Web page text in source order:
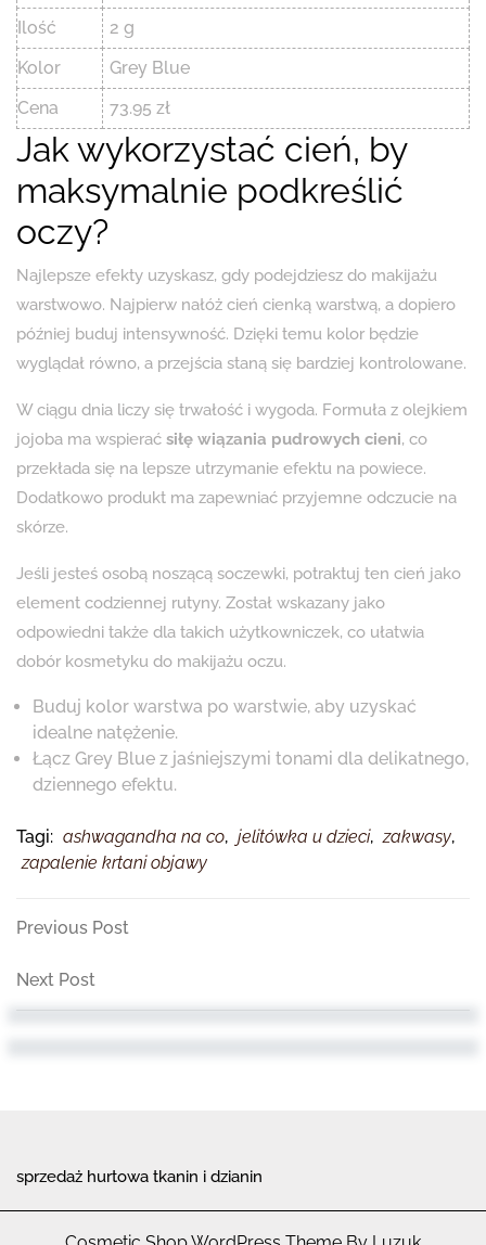
Ilość
2 g
Kolor
Grey Blue
Cena
73.95 zł
Jak wykorzystać cień, by
maksymalnie podkreślić
oczy?
Najlepsze efekty uzyskasz, gdy podejdziesz do makijażu
warstwowo. Najpierw nałóż cień cienką warstwą, a dopiero
później buduj intensywność. Dzięki temu kolor będzie
wyglądał równo, a przejścia staną się bardziej kontrolowane.
W ciągu dnia liczy się trwałość i wygoda. Formuła z olejkiem
jojoba ma wspierać siłę wiązania pudrowych cieni, co
przekłada się na lepsze utrzymanie efektu na powiece.
Dodatkowo produkt ma zapewniać przyjemne odczucie na
skórze.
Jeśli jesteś osobą noszącą soczewki, potraktuj ten cień jako
element codziennej rutyny. Został wskazany jako
odpowiedni także dla takich użytkowniczek, co ułatwia
dobór kosmetyku do makijażu oczu.
Buduj kolor warstwa po warstwie, aby uzyskać
idealne natężenie.
Łącz Grey Blue z jaśniejszymi tonami dla delikatnego,
dziennego efektu.
Tagi: ashwagandha na co, jelitówka u dzieci, zakwasy,
zapalenie krtani objawy
Nawigacja
wpisu
Previous
Previous Post
Next
Post
Next Post
sprzedaż hurtowa tkanin i dzianin